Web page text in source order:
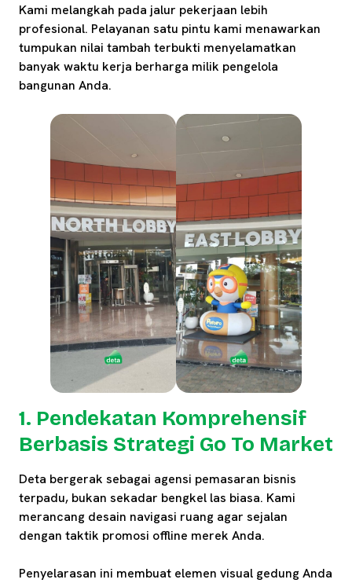
Kami melangkah pada jalur pekerjaan lebih
profesional. Pelayanan satu pintu kami menawarkan
tumpukan nilai tambah terbukti menyelamatkan
banyak waktu kerja berharga milik pengelola
bangunan Anda.
1. Pendekatan Komprehensif
Berbasis Strategi Go To Market
Deta bergerak sebagai agensi pemasaran bisnis
terpadu, bukan sekadar bengkel las biasa. Kami
merancang desain navigasi ruang agar sejalan
dengan taktik promosi offline merek Anda.
Penyelarasan ini membuat elemen visual gedung Anda